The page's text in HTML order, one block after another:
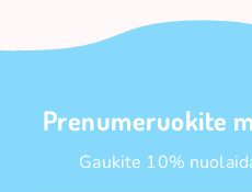
Prenumeruokite
Gaukite 10%